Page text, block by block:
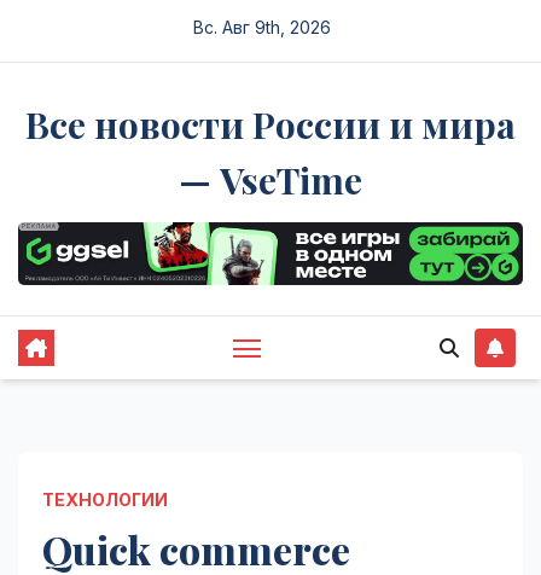
Вс. Авг 9th, 2026
Все новости России и мира
— VseTime
ТЕХНОЛОГИИ
Quick commerce